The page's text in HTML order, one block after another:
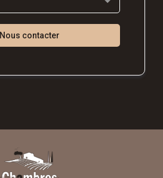
Nous contacter